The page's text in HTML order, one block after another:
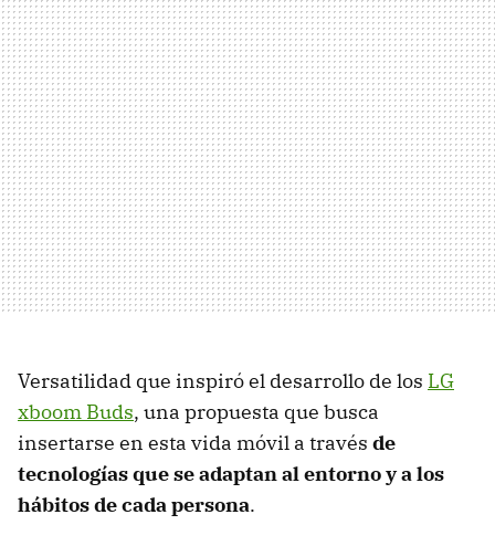
Versatilidad que inspiró el desarrollo de los LG
xboom Buds, una propuesta que busca
insertarse en esta vida móvil a través de
tecnologías que se adaptan al entorno y a los
hábitos de cada persona.